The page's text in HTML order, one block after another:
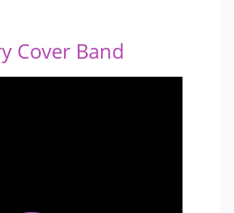
Cover Band